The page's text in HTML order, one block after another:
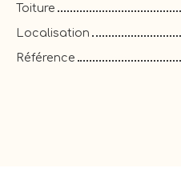
Toiture
Localisation
Référence